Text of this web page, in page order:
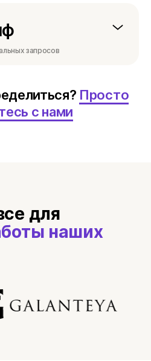
запросов
Просто
с нами
для
наших